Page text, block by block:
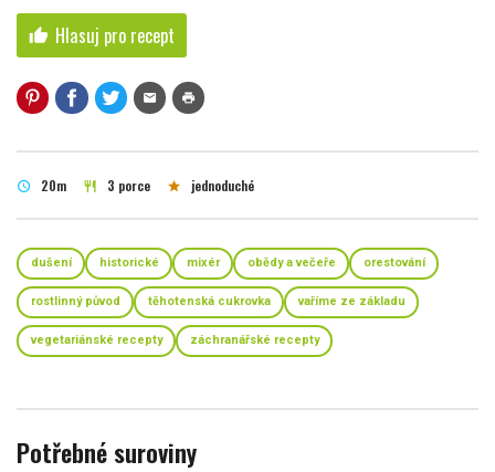
thumb_up Hlasuj pro recept
mail print
schedule 20m restaurant 3 porce star jednoduché
dušení historické mixér obědy a večeře orestování
rostlinný původ těhotenská cukrovka vaříme ze základu
vegetariánské recepty záchranářské recepty
Potřebné suroviny